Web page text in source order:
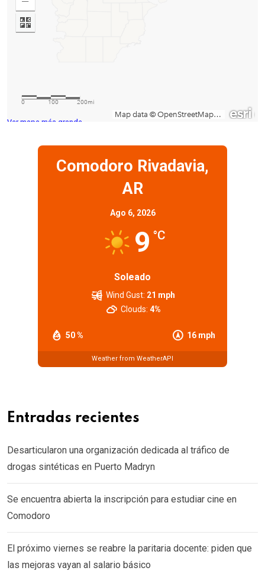
Ver mapa más grande
Comodoro Rivadavia,
AR
Ago 6, 2026
9 °C
Soleado
50 % 16 mph
Wind Gust: 21 mph
Clouds: 4%
Weather from WeatherAPI
Entradas recientes
Desarticularon una organización dedicada al tráfico de
drogas sintéticas en Puerto Madryn
Se encuentra abierta la inscripción para estudiar cine en
Comodoro
El próximo viernes se reabre la paritaria docente: piden que
las mejoras vayan al salario básico